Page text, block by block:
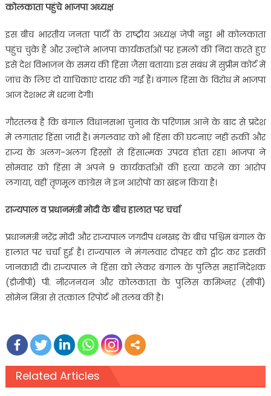
कोलकाता पहुंचे भाजपा अध्यक्ष
इस बीच भारतीय जनता पार्टी के राष्ट्रीय अध्यक्ष जेपी नड्डा भी कोलकाता
पहुंच चुके हैं और उन्होंने भाजपा कार्यकर्ताओं पर हमलों की निंदा करते हुए
इसे देश विभाजन के समय की हिंसा जैसा बताया। इस संबंध में सुप्रीम कोर्ट में
जांच के लिए दो याचिकाएं दायर की गई हैं। बंगाल हिंसा के विरोध में भाजपा
आज देशभर में धरना देगी।
गौरतलब है कि बंगाल विधानसभा चुनाव के परिणाम आने के बाद से प्रदेश
में लगातार हिंसा जारी है। मंगलवार को भी हिंसा की घटनाएं नहीं रुकीं और
राज्य के अलग-अलग हिस्सों से हिंसात्मक उपद्रव होता रहा। भाजपा ने
सोमवार को हिंसा में अपने 9 कार्यकर्ताओं की हत्या करने का आरोप
लगाया, वहीं तृणमूल कांग्रेस ने इन आरोपों का खंडन किया है।
राज्यपाल व प्रधानमंत्री मोदी के बीच हालात पर चर्चा
प्रधानमंत्री नरेंद्र मोदी और राज्यपाल जगदीप धनखड़ के बीच पश्चिम बंगाल के
हालात पर चर्चा हुई है। राज्यपाल ने मंगलवार दोपहर को ट्वीट कर इसकी
जानकारी दी। राज्यपाल ने हिंसा को लेकर बंगाल के पुलिस महानिदेशक
(डीजीपी) पी. नीरजनयन और कोलकाता के पुलिस कमिश्नर (सीपी)
सोमेन मित्रा से तत्काल रिपोर्ट भी तलब की है।
Related Articles